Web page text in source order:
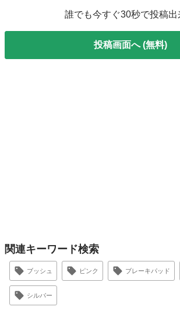
誰でも今すぐ30秒で投稿出
投稿画面へ (無料)
関連キーワード検索
ブッシュ ピンク ブレーキパッド
シルバー